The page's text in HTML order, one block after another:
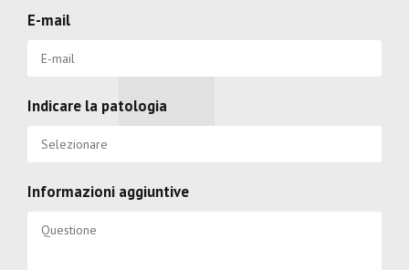
E-mail
Indicare la patologia
Informazioni aggiuntive